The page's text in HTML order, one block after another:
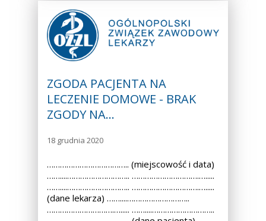
ZGODA PACJENTA NA
LECZENIE DOMOWE - BRAK
ZGODY NA…
18 grudnia 2020
……………………………….. (miejscowość i data)
……....……………………….. ………………………….….....
……....……………………….. ………………………….….....
(dane lekarza) ……....………………………..
………………………….…..... ……....………………………..